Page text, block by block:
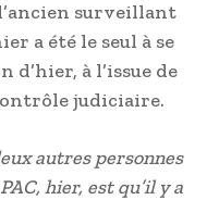
surveillant
a été le seul à se
à l’issue de
judiciaire.
autres personnes
hier, est qu’il y a